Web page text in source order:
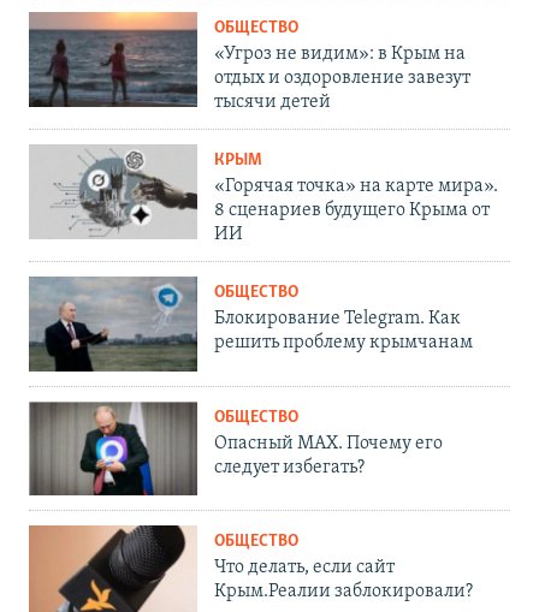
ОБЩЕСТВО
«Угроз не видим»: в Крым на
отдых и оздоровление завезут
тысячи детей
КРЫМ
«Горячая точка» на карте мира».
8 сценариев будущего Крыма от
ИИ
ОБЩЕСТВО
Блокирование Telegram. Как
решить проблему крымчанам
ОБЩЕСТВО
Опасный MAX. Почему его
следует избегать?
ОБЩЕСТВО
Что делать, если сайт
Крым.Реалии заблокировали?